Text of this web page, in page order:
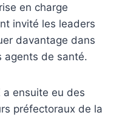
en charge
invité les leaders
davantage dans
agents de santé.
a ensuite eu des
préfectoraux de la